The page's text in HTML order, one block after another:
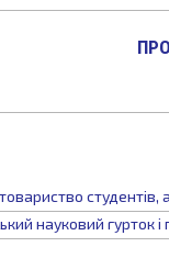
студентів,
науковий гурток